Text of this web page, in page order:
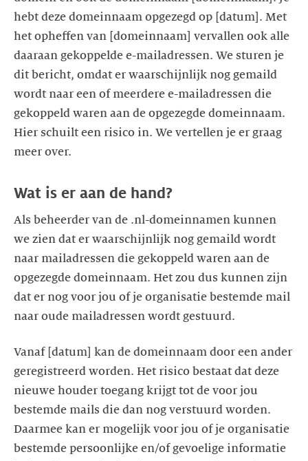
hebt deze domeinnaam opgezegd op [datum]. Met
het opheffen van [domeinnaam] vervallen ook alle
daaraan gekoppelde e-mailadressen. We sturen je
dit bericht, omdat er waarschijnlijk nog gemaild
wordt naar een of meerdere e-mailadressen die
gekoppeld waren aan de opgezegde domeinnaam.
Hier schuilt een risico in. We vertellen je er graag
Als beheerder van de .nl-domeinnamen kunnen
we zien dat er waarschijnlijk nog gemaild wordt
naar mailadressen die gekoppeld waren aan de
opgezegde domeinnaam. Het zou dus kunnen zijn
dat er nog voor jou of je organisatie bestemde mail
Vanaf [datum] kan de domeinnaam door een ander
geregistreerd worden. Het risico bestaat dat deze
nieuwe houder toegang krijgt tot de voor jou
bestemde mails die dan nog verstuurd worden.
Daarmee kan er mogelijk voor jou of je organisatie
bestemde persoonlijke en/of gevoelige informatie